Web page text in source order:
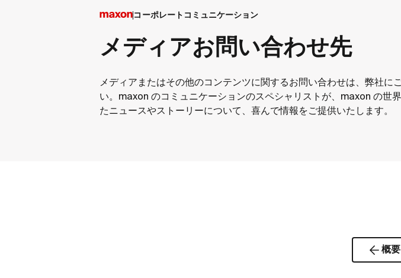
コーポレートコミュニケーション
メディアお問い合わせ先
メディアまたはその他のコンテンツに関するお問い合わせは、弊社に
い。maxon のコミュニケーションのスペシャリストが、maxon の世
たニュースやストーリーについて、喜んで情報をご提供いたします。
概